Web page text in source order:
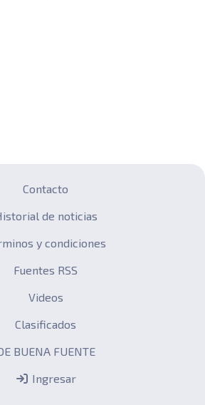
Contacto
de noticias
y condiciones
Fuentes RSS
Videos
Clasificados
BUENA FUENTE
Ingresar